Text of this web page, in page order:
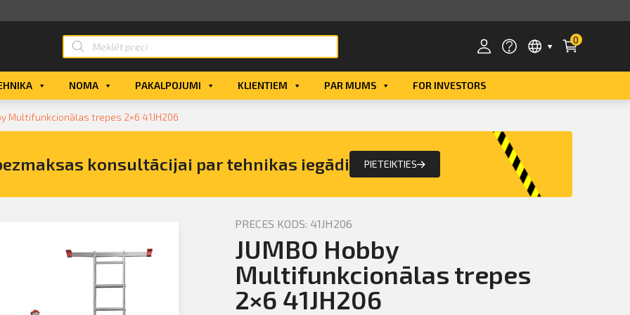
0
eParaksts
eParaksts mobile
NOMA PAKALPOJUMI KLIENTIEM PAR MUMS FOR INVESTORS
Multifunkcionālas trepes 2×6 41JH206
konsultācijai par tehnikas iegādi PIETEIKTIES
PRECES KODS: 41JH206
JUMBO Hobby
Multifunkcionālas trepes
2×6 41JH206